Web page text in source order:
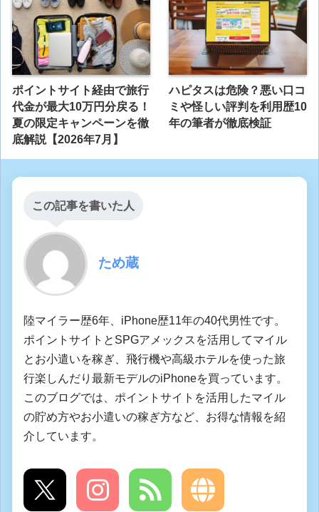
ポイントサイト経由で旅行
代金が最大10万円分戻る！
夏の限定キャンペーンを徹
底解説【2026年7月】
ハピタスは危険？悪い口コ
ミや怪しい評判を利用歴10
年の筆者が徹底検証
この記事を書いた人
ため蔵
陸マイラー歴6年、iPhone歴11年の40代男性です。
ポイントサイトとSPGアメックスを活用してマイル
とお小遣いを稼ぎ、飛行機や高級ホテルを使った旅
行楽しんだり最新モデルのiPhoneを買っています。
このブログでは、ポイントサイトを活用したマイル
の貯め方やお小遣いの稼ぎ方など、お得な情報を紹
介しています。